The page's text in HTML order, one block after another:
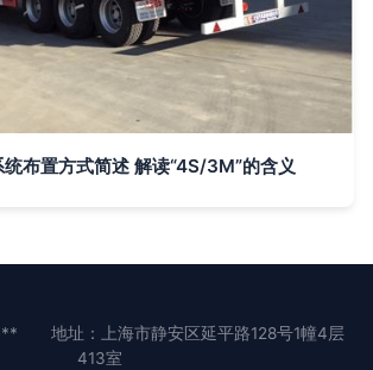
布置方式简述 解读“4S/3M”的含义
地址：上海市静安区延平路128号1幢4层
413室